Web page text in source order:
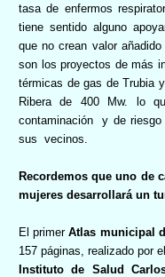
tasa de enfermos
tiene sentido alguno
que no crean valor
son los proyectos de más
térmicas de gas de Trubia
Ribera de 400 Mw. lo
contaminación
y de riesgo
sus vecinos.
Recordemos que uno de
mujeres desarrollará un
El primerAtlas municipal
157 páginas, realizado por el
Instituto de Salud